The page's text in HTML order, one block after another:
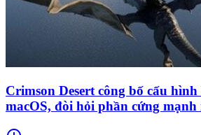
Crimson Desert công bố cấu hình
macOS, đòi hỏi phần cứng mạnh